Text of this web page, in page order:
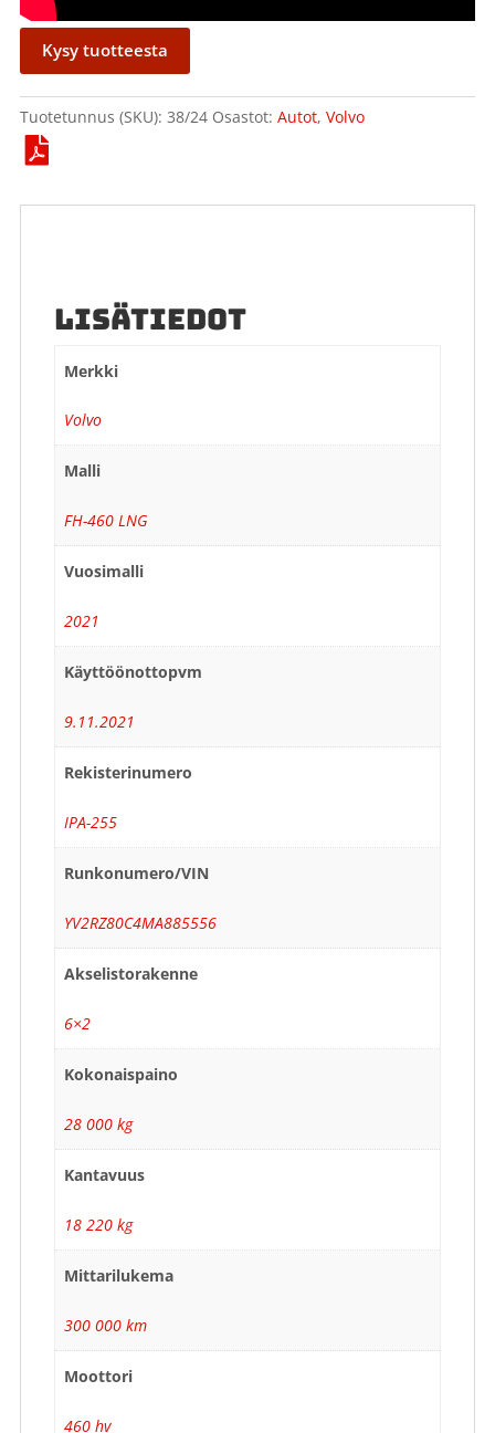
Kysy tuotteesta
Tuotetunnus (SKU): 38/24 Osastot: Autot, Volvo
LISÄTIEDOT
Merkki
Volvo
Malli
FH-460 LNG
Vuosimalli
2021
Käyttöönottopvm
9.11.2021
Rekisterinumero
IPA-255
Runkonumero/VIN
YV2RZ80C4MA885556
Akselistorakenne
6×2
Kokonaispaino
28 000 kg
Kantavuus
18 220 kg
Mittarilukema
300 000 km
Moottori
460 hv